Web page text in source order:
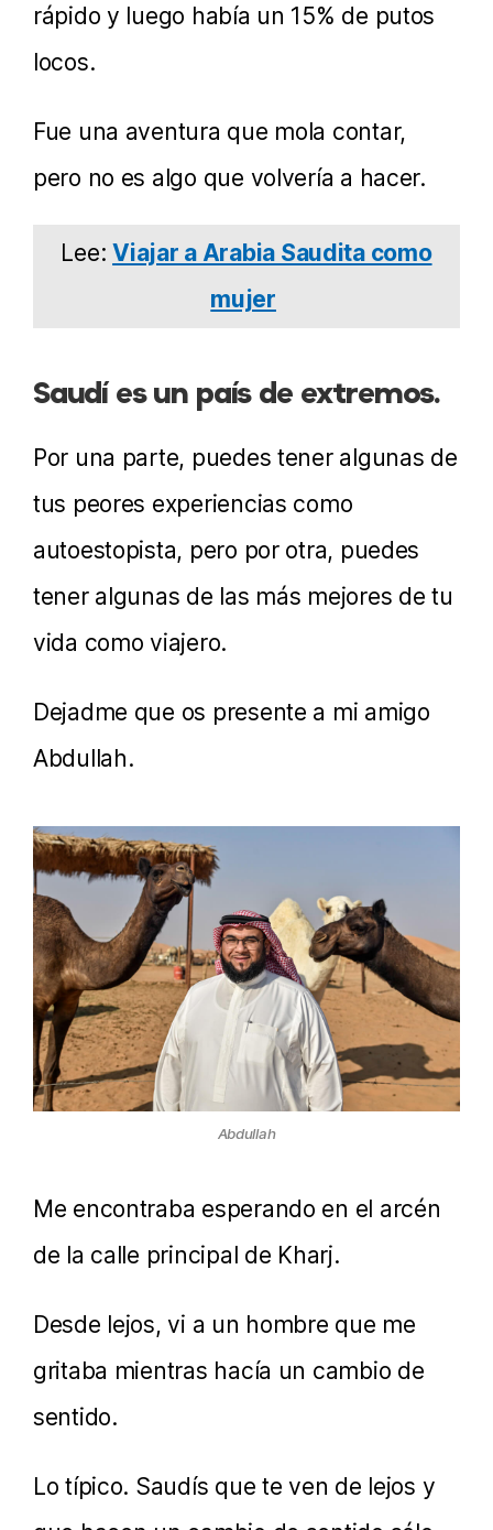
rápido y luego había un 15% de putos
locos.
Fue una aventura que mola contar,
pero no es algo que volvería a hacer.
Lee:Viajar a Arabia Saudita como
mujer
Saudí es un país de extremos.
Por una parte, puedes tener algunas de
tus peores experiencias como
autoestopista, pero por otra, puedes
tener algunas de las más mejores de tu
vida como viajero.
Dejadme que os presente a mi amigo
Abdullah.
Abdullah
Me encontraba esperando en el arcén
de la calle principal de Kharj.
Desde lejos, vi a un hombre que me
gritaba mientras hacía un cambio de
sentido.
Lo típico. Saudís que te ven de lejos y